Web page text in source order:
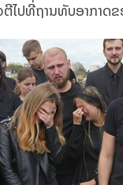
ຕີໄປທີ່ຖານທັບອາກ